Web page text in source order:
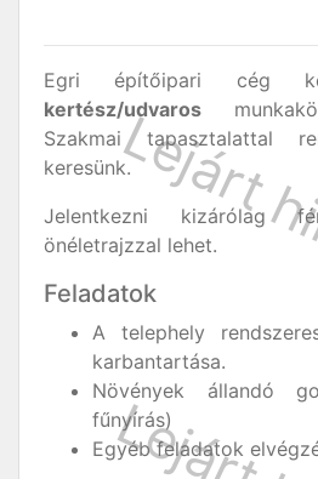
Egri építőipari cég
kertész/udvaros
Szakmai tapasztalattal
keresünk.
Jelentkezni kizárólag
önéletrajzzal lehet.
Feladatok
A telephely
karbantartása.
Növények állandó
fűnyírás)
Egyéb feladatok